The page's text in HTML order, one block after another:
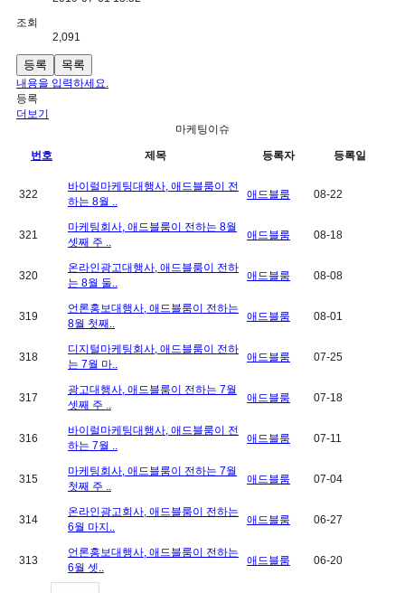
조회
2,091
등록 목록
내용을 입력하세요.
등록
더보기
마케팅이슈
번호 제목 등록자 등록일
322
바이럴마케팅대행사, 애드블룸이 전
하는 8월 ..
애드블룸 08-22
321
마케팅회사, 애드블룸이 전하는 8월
셋째 주 ..
애드블룸 08-18
320
온라인광고대행사, 애드블룸이 전하
는 8월 둘..
애드블룸 08-08
319
언론홍보대행사, 애드블룸이 전하는
8월 첫째..
애드블룸 08-01
318
디지털마케팅회사, 애드블룸이 전하
는 7월 마..
애드블룸 07-25
317
광고대행사, 애드블룸이 전하는 7월
셋째 주 ..
애드블룸 07-18
316
바이럴마케팅대행사, 애드블룸이 전
하는 7월 ..
애드블룸 07-11
315
마케팅회사, 애드블룸이 전하는 7월
첫째 주 ..
애드블룸 07-04
314
온라인광고회사, 애드블룸이 전하는
6월 마지..
애드블룸 06-27
313
언론홍보대행사, 애드블룸이 전하는
6월 셋..
애드블룸 06-20